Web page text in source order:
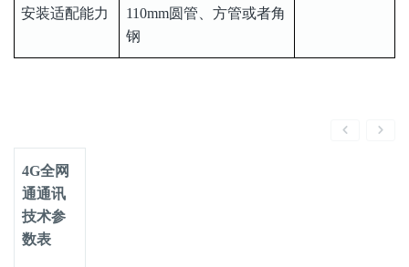
安装适配能力
110mm圆管、方管或者角
钢
4G全网
通通讯
技术参
数表